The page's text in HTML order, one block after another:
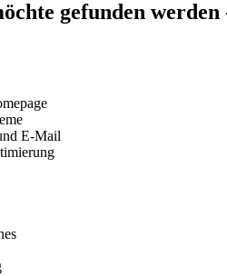
gefunden
E-Mail